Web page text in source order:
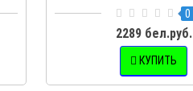
0
2289 бел.руб.
КУПИТЬ